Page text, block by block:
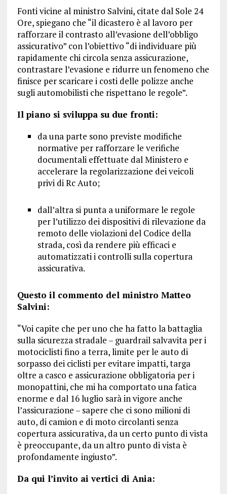
Fonti vicine al ministro Salvini, citate dal Sole 24
Ore, spiegano che “il dicastero è al lavoro per
rafforzare il contrasto all’evasione dell’obbligo
assicurativo” con l’obiettivo “di individuare più
rapidamente chi circola senza assicurazione,
contrastare l’evasione e ridurre un fenomeno che
finisce per scaricare i costi delle polizze anche
sugli automobilisti che rispettano le regole”.
Il piano si sviluppa su due fronti:
da una parte sono previste modifiche
normative per rafforzare le verifiche
documentali effettuate dal Ministero e
accelerare la regolarizzazione dei veicoli
privi di Rc Auto;
dall’altra si punta a uniformare le regole
per l’utilizzo dei dispositivi di rilevazione da
remoto delle violazioni del Codice della
strada, così da rendere più efficaci e
automatizzati i controlli sulla copertura
assicurativa.
Questo il commento del ministro Matteo
Salvini:
“Voi capite che per uno che ha fatto la battaglia
sulla sicurezza stradale – guardrail salvavita per i
motociclisti fino a terra, limite per le auto di
sorpasso dei ciclisti per evitare impatti, targa
oltre a casco e assicurazione obbligatoria per i
monopattini, che mi ha comportato una fatica
enorme e dal 16 luglio sarà in vigore anche
l’assicurazione – sapere che ci sono milioni di
auto, di camion e di moto circolanti senza
copertura assicurativa, da un certo punto di vista
è preoccupante, da un altro punto di vista è
profondamente ingiusto”.
Da qui l’invito ai vertici di Ania: